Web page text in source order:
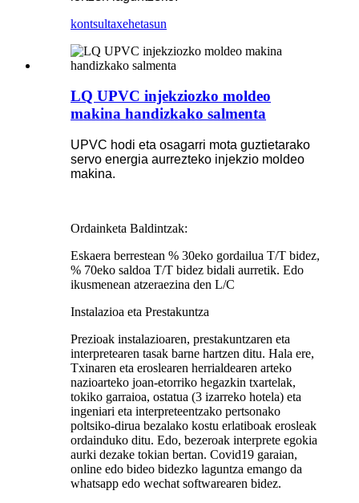
kontsultaxehetasun
LQ UPVC injekziozko moldeo
makina handizkako salmenta
UPVC hodi eta osagarri mota guztietarako
servo energia aurrezteko injekzio moldeo
makina.
Ordainketa Baldintzak:
Eskaera berrestean % 30eko gordailua T/T bidez,
% 70eko saldoa T/T bidez bidali aurretik. Edo
ikusmenean atzeraezina den L/C
Instalazioa eta Prestakuntza
Prezioak instalazioaren, prestakuntzaren eta
interpretearen tasak barne hartzen ditu. Hala ere,
Txinaren eta eroslearen herrialdearen arteko
nazioarteko joan-etorriko hegazkin txartelak,
tokiko garraioa, ostatua (3 izarreko hotela) eta
ingeniari eta interpreteentzako pertsonako
poltsiko-dirua bezalako kostu erlatiboak erosleak
ordainduko ditu. Edo, bezeroak interprete egokia
aurki dezake tokian bertan. Covid19 garaian,
online edo bideo bidezko laguntza emango da
whatsapp edo wechat softwarearen bidez.